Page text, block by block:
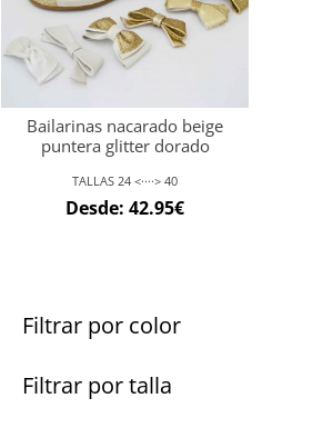
Bailarinas nacarado beige
puntera glitter dorado
TALLAS 24 <····> 40
Desde: 42.95€
Filtrar por color
Filtrar por talla